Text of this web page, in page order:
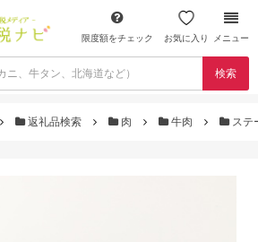
限度額をチェック お気に入り メニュー
検索
返礼品検索 肉 牛肉 ステ